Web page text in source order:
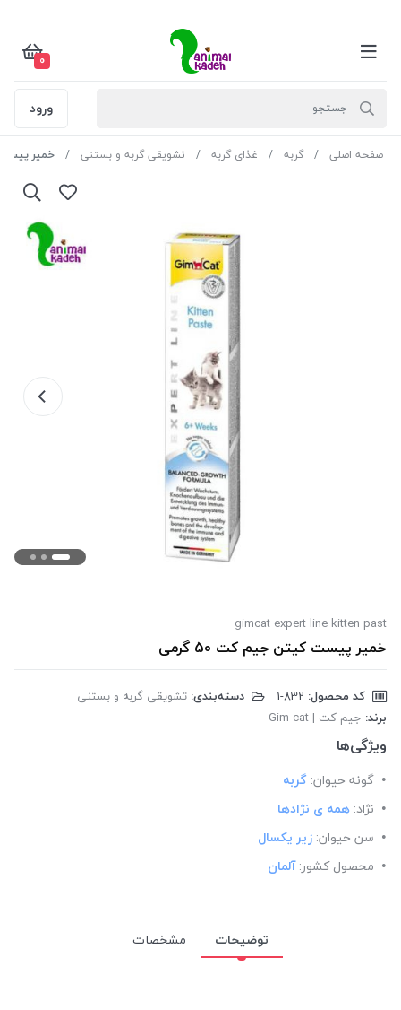
0
ورود
صفحه اصلی گربه غذای گربه تشویقی گربه و بستنی خمیر پیست
gimcat expert line kitten past
خمیر پیست کیتن جیم کت 50 گرمی
کد محصول: دسته‌بندی: تشویقی گربه و بستنی
برند: جیم کت | Gim cat
ویژگی‌ها
گونه حیوان: گربه
نژاد: همه ی نژادها
سن حیوان: زیر یکسال
محصول کشور: آلمان
توضیحات مشخصات